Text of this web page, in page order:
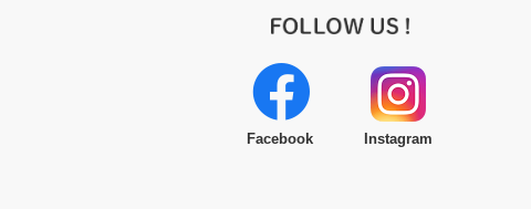
Facebook Instagram